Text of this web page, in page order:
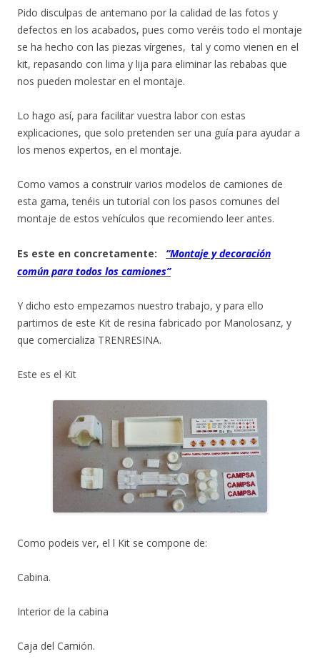
Pido disculpas de antemano por la calidad de las fotos y
defectos en los acabados, pues como veréis todo el montaje
se ha hecho con las piezas vírgenes, tal y como vienen en el
kit, repasando con lima y lija para eliminar las rebabas que
nos pueden molestar en el montaje.
Lo hago así, para facilitar vuestra labor con estas
explicaciones, que solo pretenden ser una guía para ayudar a
los menos expertos, en el montaje.
Como vamos a construir varios modelos de camiones de
esta gama, tenéis un tutorial con los pasos comunes del
montaje de estos vehículos que recomiendo leer antes.
Es este en concretamente: “Montaje y decoración
común para todos los camiones”
Y dicho esto empezamos nuestro trabajo, y para ello
partimos de este Kit de resina fabricado por Manolosanz, y
que comercializa TRENRESINA.
Este es el Kit
Como podeis ver, el l Kit se compone de:
Cabina.
Interior de la cabina
Caja del Camión.